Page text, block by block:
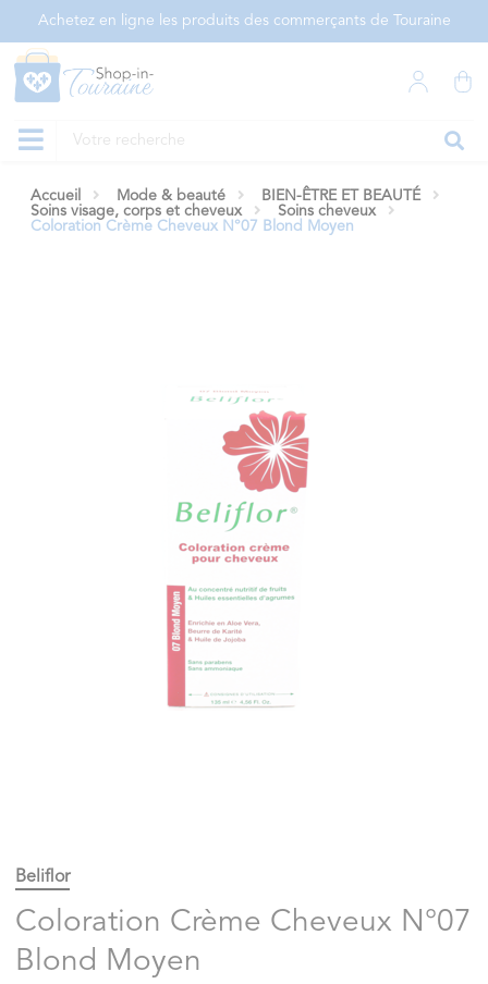
Achetez en ligne les produits des commerçants de Touraine
Accueil Mode & beauté
BIEN-ÊTRE ET BEAUTÉ
Soins visage, corps et cheveux
Soins cheveux
Coloration Crème Cheveux N°07 Blond Moyen
Beliflor
Coloration Crème Cheveux N°07
Blond Moyen
Panneau de gestion des cookies